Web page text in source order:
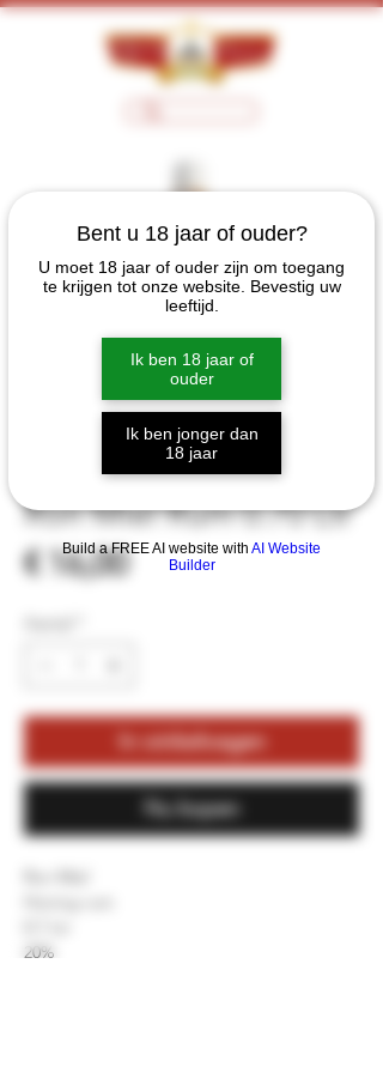
Bent u 18 jaar of ouder?
U moet 18 jaar of ouder zijn om toegang
te krijgen tot onze website. Bevestig uw
leeftijd.
Ik ben 18 jaar of
ouder
Ik ben jonger dan
18 jaar
Build a FREE AI website with AI Website
Builder
Ron Miel Rum 0.70 Ltr
€ 16,00Prijs
In winkelwagen
Nu kopen
20%